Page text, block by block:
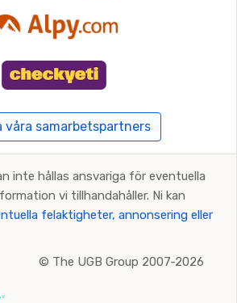
våra samarbetspartners
inte hållas ansvariga för eventuella
vi tillhandahåller. Ni kan
felaktigheter, annonsering eller
© The UGB Group 2007-2026